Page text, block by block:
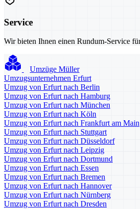
Service
Wir bieten Ihnen einen Rundum-Service
Umzüge Müller
Umzugsunternehmen Erfurt
Umzug von Erfurt nach Berlin
Umzug von Erfurt nach Hamburg
Umzug von Erfurt nach München
Umzug von Erfurt nach Köln
Umzug von Erfurt nach Frankfurt am Main
Umzug von Erfurt nach Stuttgart
Umzug von Erfurt nach Düsseldorf
Umzug von Erfurt nach Leipzig
Umzug von Erfurt nach Dortmund
Umzug von Erfurt nach Essen
Umzug von Erfurt nach Bremen
Umzug von Erfurt nach Hannover
Umzug von Erfurt nach Nürnberg
Umzug von Erfurt nach Dresden